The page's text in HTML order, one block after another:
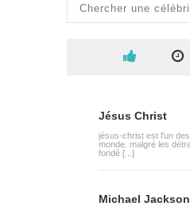
Jésus Christ
jésus-christ est l'un
monde. malgré les
fondé [...]
Michael Jackson